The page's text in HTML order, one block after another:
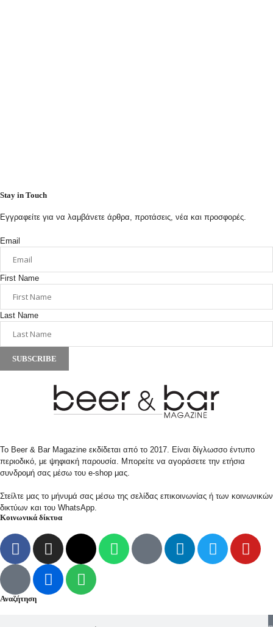
Stay in Touch
Εγγραφείτε για να λαμβάνετε άρθρα, προτάσεις, νέα και προσφορές.
Email
First Name
Last Name
SUBSCRIBE
Το Beer & Bar Magazine εκδίδεται από το 2017. Είναι δίγλωσσο έντυπο
περιοδικό, με ψηφιακή παρουσία. Μπορείτε να αγοράσετε την ετήσια
συνδρομή σας μέσω του e-shop μας.
Στείλτε μας το μήνυμά σας μέσω της σελίδας επικοινωνίας ή των κοινωνικών
δικτύων και του WhatsApp.
Κοινωνικά δίκτυα
Αναζήτηση